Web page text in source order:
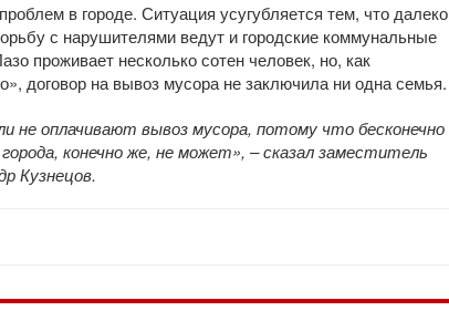
в городе. Ситуация усугубляется тем, что далеко
с нарушителями ведут и городские коммунальные
проживает несколько сотен человек, но, как
договор на вывоз мусора не заключила ни одна семья.
оплачивают вывоз мусора, потому что бесконечно
конечно же, не может», – сказал заместитель
Кузнецов.